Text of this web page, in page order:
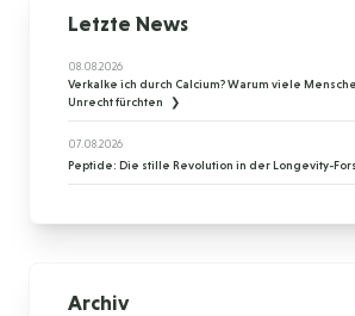
Letzte News
08.08.2026
Verkalke ich durch Calcium? Warum viele
Unrecht fürchten
07.08.2026
Peptide: Die stille Revolution in der Longevity-
Archiv